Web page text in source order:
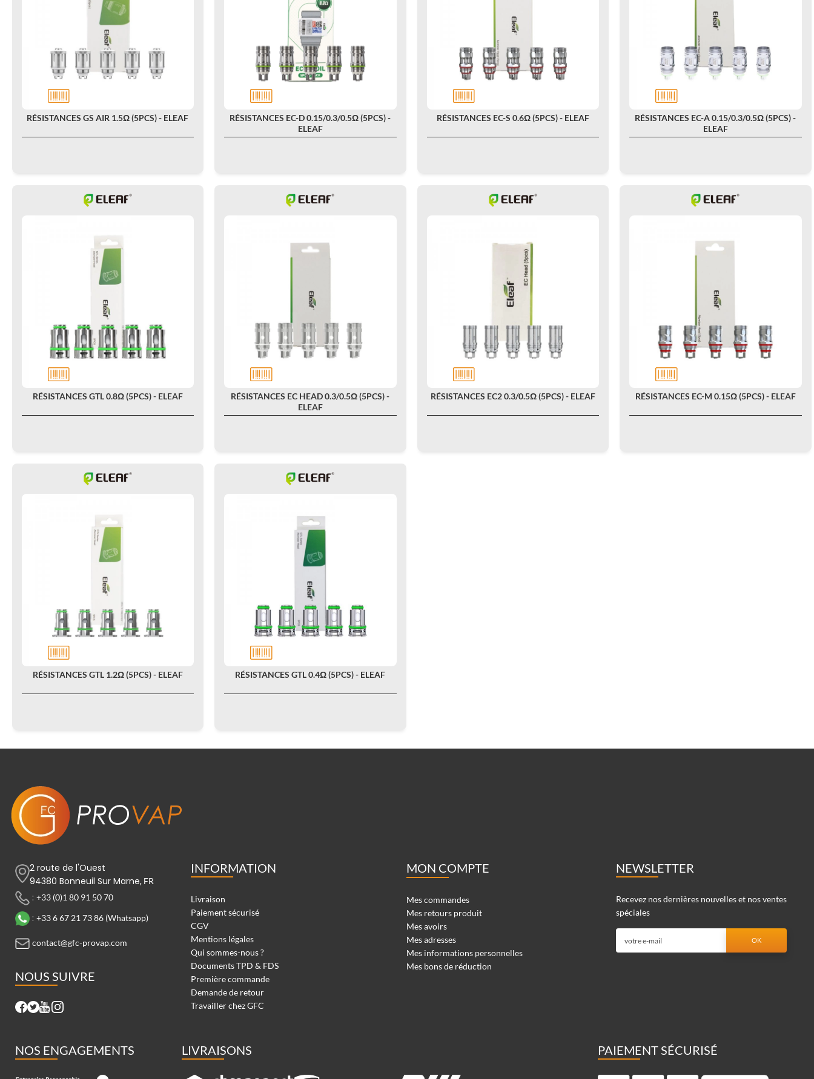
RÉSISTANCES GS AIR 1.5Ω (5PCS) - ELEAF
RÉSISTANCES EC-D 0.15/0.3/0.5Ω (5PCS) -
ELEAF
RÉSISTANCES EC-S 0.6Ω (5PCS) - ELEAF
RÉSISTANCES EC-A 0.15/0.3/0.5Ω (5PCS) -
ELEAF
RÉSISTANCES GTL 0.8Ω (5PCS) - ELEAF
RÉSISTANCES EC HEAD 0.3/0.5Ω (5PCS) -
ELEAF
RÉSISTANCES EC2 0.3/0.5Ω (5PCS) - ELEAF RÉSISTANCES EC-M 0.15Ω (5PCS) - ELEAF
RÉSISTANCES GTL 1.2Ω (5PCS) - ELEAF RÉSISTANCES GTL 0.4Ω (5PCS) - ELEAF
2 route de l'Ouest
94380 Bonneuil Sur Marne, FR
: +33 (0)1 80 91 50 70
: +33 6 67 21 73 86 (Whatsapp)
contact@gfc-provap.com
NOUS SUIVRE
INFORMATION
Livraison
Paiement sécurisé
CGV
Mentions légales
Qui sommes-nous ?
Documents TPD & FDS
Première commande
Demande de retour
Travailler chez GFC
MON COMPTE
Mes commandes
Mes retours produit
Mes avoirs
Mes adresses
Mes informations personnelles
Mes bons de réduction
NEWSLETTER
Recevez nos dernières nouvelles et nos ventes
spéciales
NOS ENGAGEMENTS LIVRAISONS PAIEMENT SÉCURISÉ